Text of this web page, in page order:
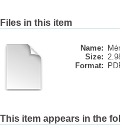
Files in this item
Name:
Size:
Format:
This item appears in the